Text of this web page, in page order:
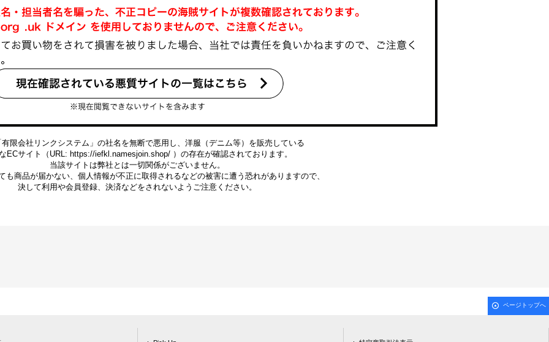
限会社リンクシステム」の社名を無断で悪用し、洋服（デニム等）を販売している
ECサイト（URL: https://iefkl.namesjoin.shop/ ）の存在が確認されております。
当該サイトは弊社とは一切関係がございません。
も商品が届かない、個人情報が不正に取得されるなどの被害に遭う恐れがありますので、
決して利用や会員登録、決済などをされないようご注意ください。
ページトップへ